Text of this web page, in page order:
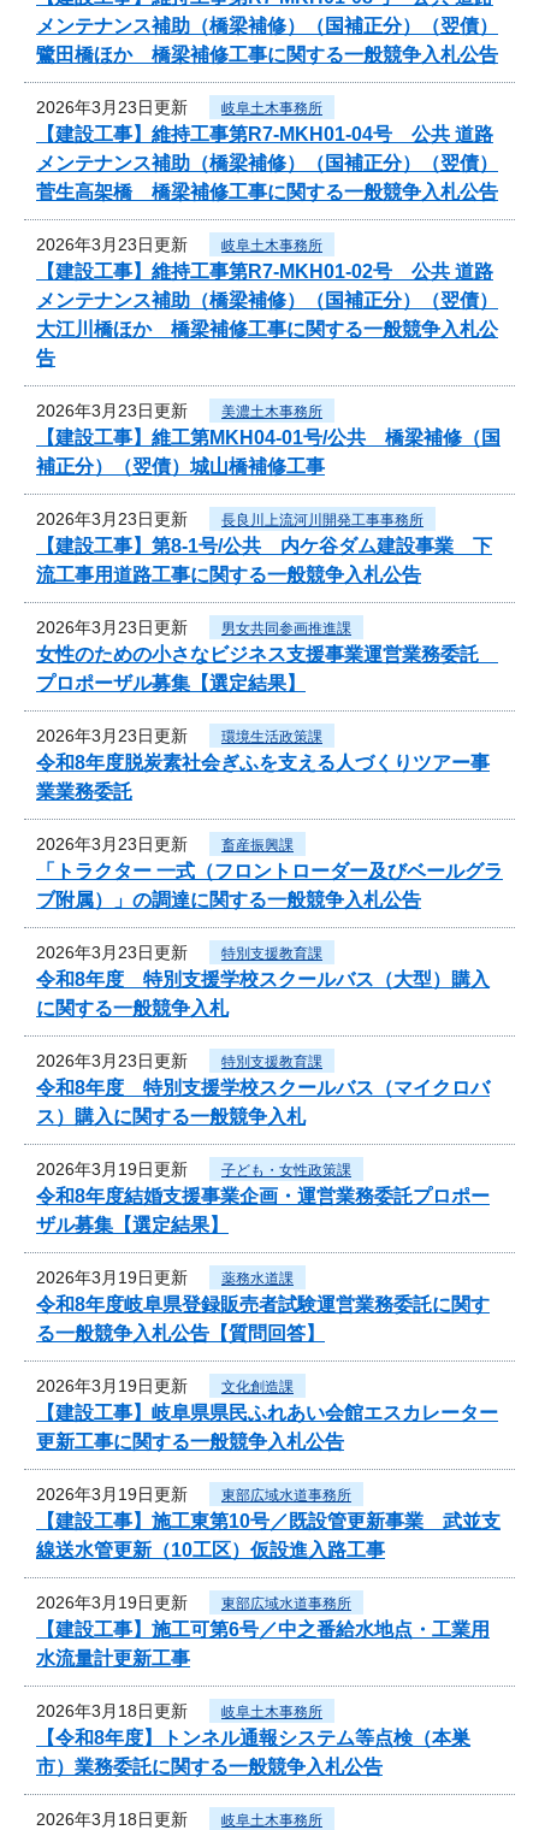
メンテナンス補助（橋梁補修）（国補正分）（翌債）
鷺田橋ほか 橋梁補修工事に関する一般競争入札公告
2026年3月23日更新 岐阜土木事務所
【建設工事】維持工事第R7-MKH01-04号 公共 道路
メンテナンス補助（橋梁補修）（国補正分）（翌債）
菅生高架橋 橋梁補修工事に関する一般競争入札公告
2026年3月23日更新 岐阜土木事務所
【建設工事】維持工事第R7-MKH01-02号 公共 道路
メンテナンス補助（橋梁補修）（国補正分）（翌債）
大江川橋ほか 橋梁補修工事に関する一般競争入札公
告
2026年3月23日更新 美濃土木事務所
【建設工事】維工第MKH04-01号/公共 橋梁補修（国
補正分）（翌債）城山橋補修工事
2026年3月23日更新 長良川上流河川開発工事事務所
【建設工事】第8-1号/公共 内ケ谷ダム建設事業 下
流工事用道路工事に関する一般競争入札公告
2026年3月23日更新 男女共同参画推進課
女性のための小さなビジネス支援事業運営業務委託
プロポーザル募集【選定結果】
2026年3月23日更新 環境生活政策課
令和8年度脱炭素社会ぎふを支える人づくりツアー事
業業務委託
2026年3月23日更新 畜産振興課
「トラクター 一式（フロントローダー及びベールグラ
ブ附属）」の調達に関する一般競争入札公告
2026年3月23日更新 特別支援教育課
令和8年度 特別支援学校スクールバス（大型）購入
に関する一般競争入札
2026年3月23日更新 特別支援教育課
令和8年度 特別支援学校スクールバス（マイクロバ
ス）購入に関する一般競争入札
2026年3月19日更新 子ども・女性政策課
令和8年度結婚支援事業企画・運営業務委託プロポー
ザル募集【選定結果】
2026年3月19日更新 薬務水道課
令和8年度岐阜県登録販売者試験運営業務委託に関す
る一般競争入札公告【質問回答】
2026年3月19日更新 文化創造課
【建設工事】岐阜県県民ふれあい会館エスカレーター
更新工事に関する一般競争入札公告
2026年3月19日更新 東部広域水道事務所
【建設工事】施工東第10号／既設管更新事業 武並支
線送水管更新（10工区）仮設進入路工事
2026年3月19日更新 東部広域水道事務所
【建設工事】施工可第6号／中之番給水地点・工業用
水流量計更新工事
2026年3月18日更新 岐阜土木事務所
【令和8年度】トンネル通報システム等点検（本巣
市）業務委託に関する一般競争入札公告
2026年3月18日更新 岐阜土木事務所